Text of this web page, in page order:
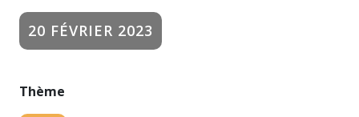
20 FÉVRIER 2023
Thème